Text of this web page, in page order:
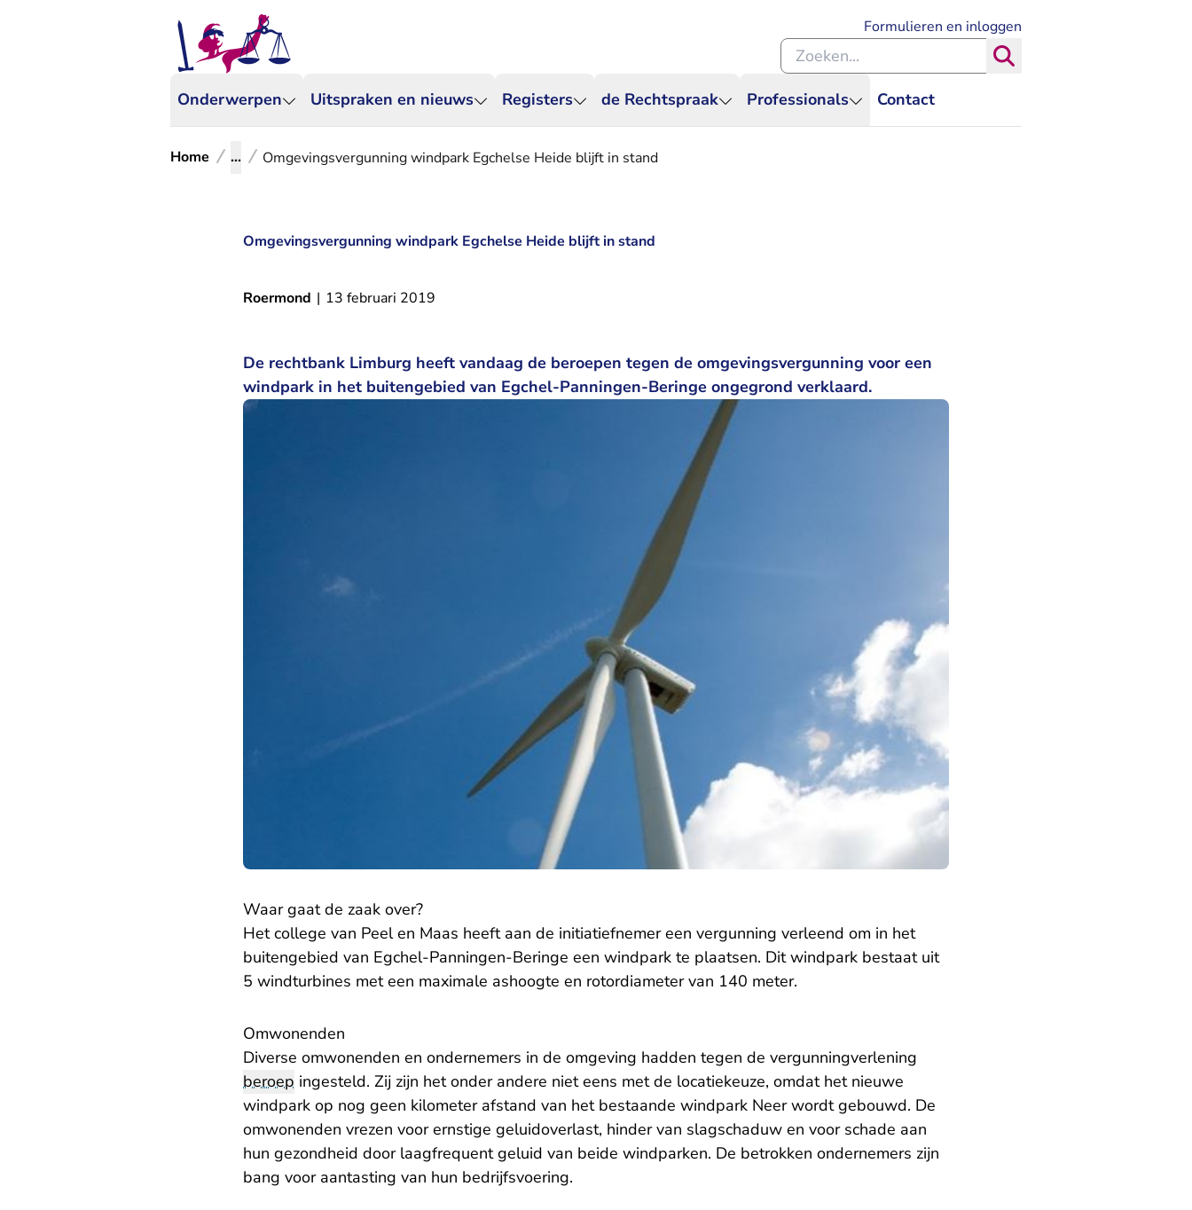
Onderwerpen Uitspraken en nieuws Registers de Rechtspraak Professionals Contact
Formulieren en inloggen
Zoeken binnen de Rechtspraak
Home ... Omgevingsvergunning windpark Egchelse Heide blijft in stand
Omgevingsvergunning windpark Egchelse Heide blijft in stand
Roermond | 13 februari 2019
De rechtbank Limburg heeft vandaag de beroepen tegen de omgevingsvergunning voor een
windpark in het buitengebied van Egchel-Panningen-Beringe ongegrond verklaard.
Waar gaat de zaak over?
Het college van Peel en Maas heeft aan de initiatiefnemer een vergunning verleend om in het
buitengebied van Egchel-Panningen-Beringe een windpark te plaatsen. Dit windpark bestaat uit
5 windturbines met een maximale ashoogte en rotordiameter van 140 meter.
Omwonenden
Diverse omwonenden en ondernemers in de omgeving hadden tegen de vergunningverlening
beroep ingesteld. Zij zijn het onder andere niet eens met de locatiekeuze, omdat het nieuwe
windpark op nog geen kilometer afstand van het bestaande windpark Neer wordt gebouwd. De
omwonenden vrezen voor ernstige geluidoverlast, hinder van slagschaduw en voor schade aan
hun gezondheid door laagfrequent geluid van beide windparken. De betrokken ondernemers zijn
bang voor aantasting van hun bedrijfsvoering.